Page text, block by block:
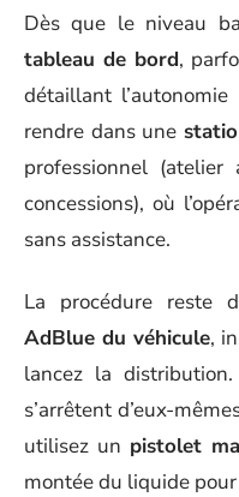
Dès que le niveau
tableau de bord,
détaillant
rendre dans une
professionnel (atelier
concessions), où
sans assistance.
La procédure reste
AdBlue du véhicule,
lancez la
s’arrêtent d’eux-
utilisez un pistolet
montée du liquide